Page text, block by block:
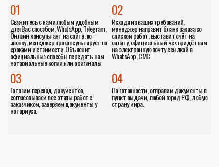
01
Свяжитесь с нами любым удобным
для Вас способом, WhatsApp, Telegram,
Онлайн консультант на сайте, по
звонку, менеджер проконсультирует по
сроками и стоимости. Объяснит
официальные способы передать нам
нотариальные копии или оригиналы
02
Исходя из ваших требований,
менеджер направит бланк заказа со
списком работ, выставит счёт на
оплату, официальный чек придёт вам
на электронную почту ссылкой в
WhatsApp, СМС.
04
По готовности, отправим документы в
пункт выдачи, любой город РФ, любую
страну мира.
03
Готовим перевод документов,
согласовываем все этапы работ с
заказчиком, заверяем документы у
нотариуса.